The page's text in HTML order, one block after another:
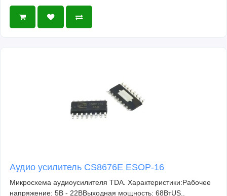
Аудио усилитель CS8676E ESOP-16
Микросхема аудиоусилителя TDA. Характеристики:Рабочее
напряжение: 5В - 22ВВыходная мощность: 68ВтUS..